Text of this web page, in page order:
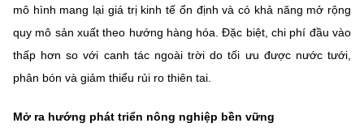
mô hình mang lại giá trị kinh tế ổn định và có khả năng mở rộng
quy mô sản xuất theo hướng hàng hóa. Đặc biệt, chi phí đầu vào
thấp hơn so với canh tác ngoài trời do tối ưu được nước tưới,
phân bón và giảm thiểu rủi ro thiên tai.
Mở ra hướng phát triển nông nghiệp bền vững